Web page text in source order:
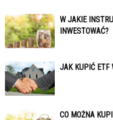
W JAKIE
INWESTOWAĆ?
JAK KUPIĆ ETF
CO MOŻNA